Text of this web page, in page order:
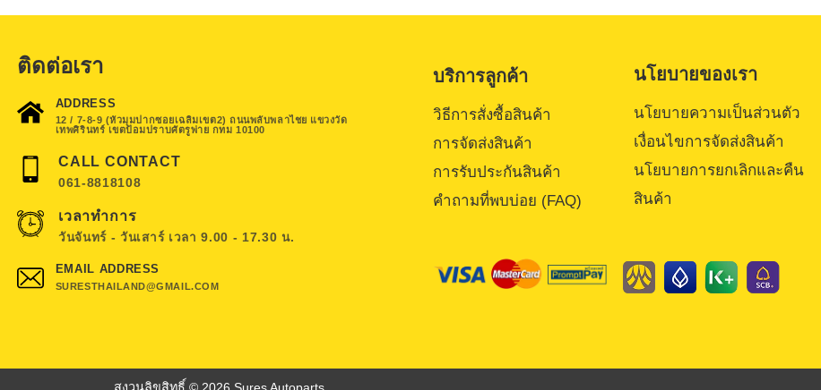
ติดต่อเรา
ADDRESS
12 / 7-8-9 (หัวมุมปากซอยเฉลิมเขต2) ถนนพลับพลาไชย แขวงวัด
เทพศิรินทร์ เขตป้อมปราบศัตรูพ่าย กทม 10100
CALL CONTACT
061-8818108
เวลาทำการ
วันจันทร์ - วันเสาร์ เวลา 9.00 - 17.30 น.
EMAIL ADDRESS
SURESTHAILAND@GMAIL.COM
บริการลูกค้า
วิธีการสั่งซื้อสินค้า
การจัดส่งสินค้า
การรับประกันสินค้า
คำถามที่พบบ่อย (FAQ)
นโยบายของเรา
นโยบายความเป็นส่วนตัว
เงื่อนไขการจัดส่งสินค้า
นโยบายการยกเลิกและคืน
สินค้า